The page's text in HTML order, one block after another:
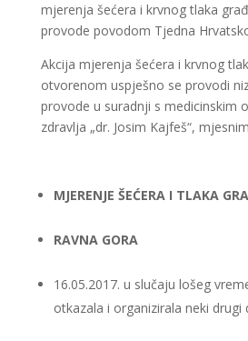
mjerenja šećera i krvnog tlaka
provode povodom Tjedna
Akcija mjerenja šećera i krvnog
otvorenom uspješno se provodi
provode u suradnji s medicinskim
zdravlja „dr. Josim Kajfeš“,
MJERENJE ŠEĆERA I TLAKA
RAVNA GORA
16.05.2017. u slučaju lošeg
otkazala i organizirala neki drugi